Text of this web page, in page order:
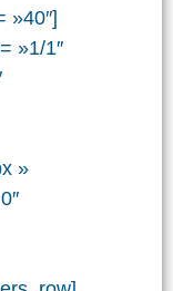
»40″]
»1/1″
»